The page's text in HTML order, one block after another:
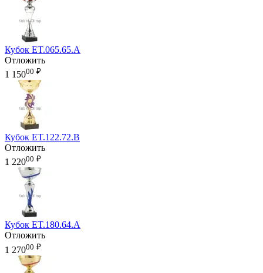
Кубок ET.065.65.A
Отложить
1 15000 ₽
Кубок ET.122.72.B
Отложить
1 22000 ₽
Кубок ET.180.64.A
Отложить
1 27000 ₽